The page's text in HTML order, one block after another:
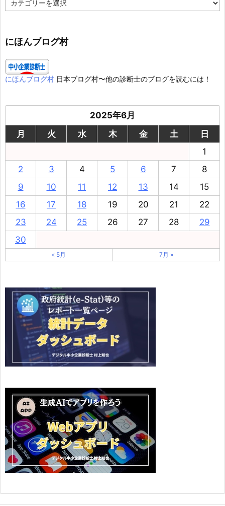
テ
ー
にほんブログ村
にほんブログ村 日本ブログ村〜他の診断士のブログを読むには！
2025年6月
月
火 水 木 金 土
日
1
2
3 4 5 6 7
8
9
10 11 12 13 14
15
16
17 18 19 20 21
22
23
24 25 26 27 28
29
30
« 5月 7月 »